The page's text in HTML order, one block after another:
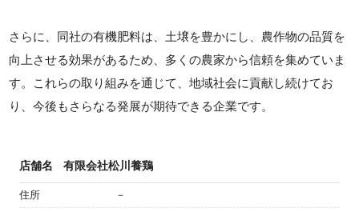
さらに、同社の有機肥料は、土壌を豊かにし、農作物の品質を
向上させる効果があるため、多くの農家から信頼を集めていま
す。これらの取り組みを通じて、地域社会に貢献し続けてお
り、今後もさらなる発展が期待できる企業です。
店舗名 有限会社松川養鶏
住所 －